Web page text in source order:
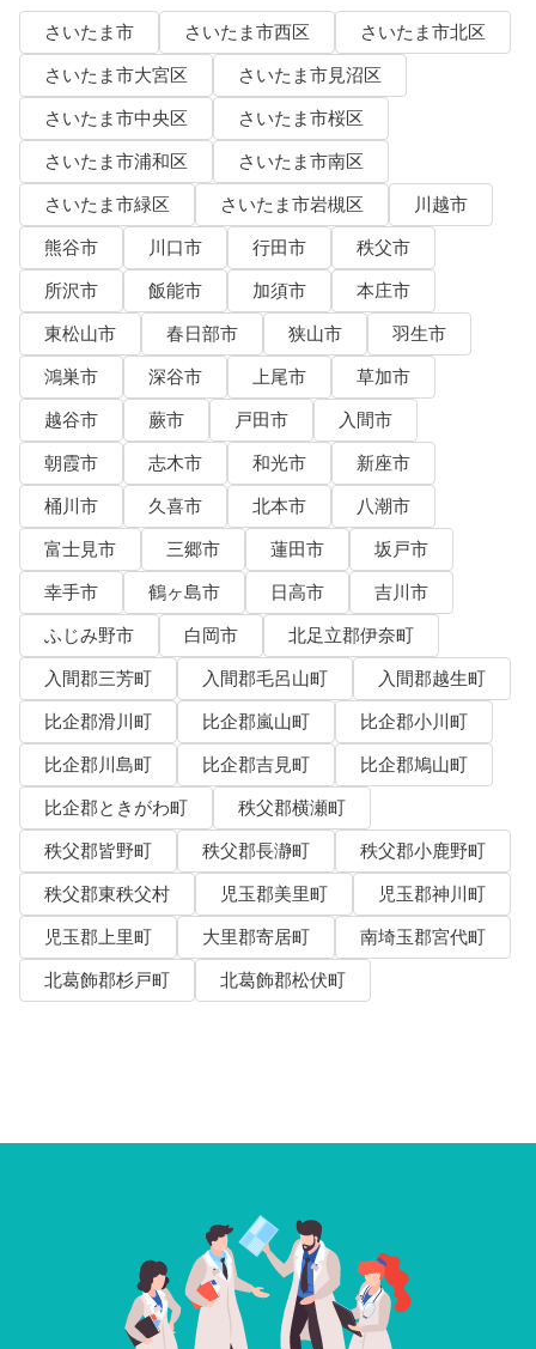
さいたま市 さいたま市西区
さいたま市北区
さいたま市大宮区
さいたま市見沼区
さいたま市中央区
さいたま市桜区
さいたま市浦和区
さいたま市南区
さいたま市緑区
さいたま市岩槻区
川越市
熊谷市
川口市 行田市
秩父市
所沢市
飯能市 加須市
本庄市
東松山市
春日部市 狭山市
羽生市
鴻巣市
深谷市 上尾市
草加市
越谷市
蕨市 戸田市
入間市
朝霞市
志木市 和光市
新座市
桶川市
久喜市 北本市
八潮市
富士見市
三郷市 蓮田市
坂戸市
幸手市
鶴ヶ島市 日高市
吉川市
ふじみ野市
白岡市
北足立郡伊奈町
入間郡三芳町
入間郡毛呂山町
入間郡越生町
比企郡滑川町
比企郡嵐山町
比企郡小川町
比企郡川島町
比企郡吉見町
比企郡鳩山町
比企郡ときがわ町
秩父郡横瀬町
秩父郡皆野町
秩父郡長瀞町
秩父郡小鹿野町
秩父郡東秩父村
児玉郡美里町
児玉郡神川町
児玉郡上里町
大里郡寄居町
南埼玉郡宮代町
北葛飾郡杉戸町
北葛飾郡松伏町